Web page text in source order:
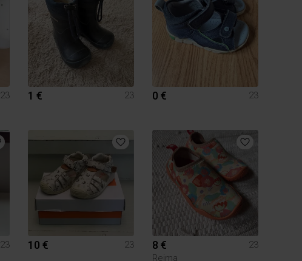
23
1 € 23 0 € 23
23 10 € 23 8 €
23
Reima